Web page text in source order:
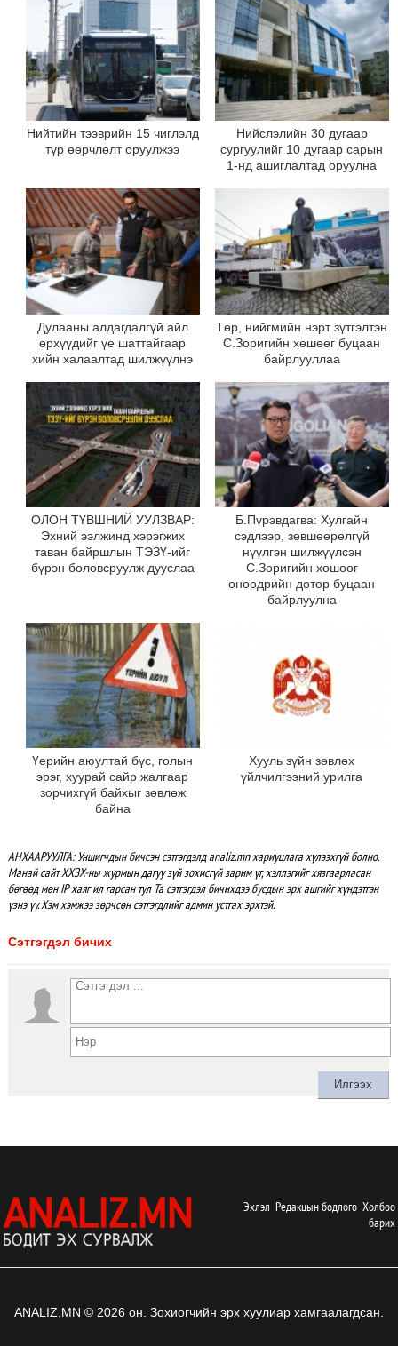
Нийтийн тээврийн 15 чиглэлд
түр өөрчлөлт оруулжээ
Нийслэлийн 30 дугаар
сургуулийг 10 дугаар сарын
1-нд ашиглалтад оруулна
Дулааны алдагдалгүй айл
өрхүүдийг үе шаттайгаар
хийн халаалтад шилжүүлнэ
Төр, нийгмийн нэрт зүтгэлтэн
С.Зоригийн хөшөөг буцаан
байрлууллаа
ОЛОН ТҮВШНИЙ УУЛЗВАР:
Эхний ээлжинд хэрэгжих
таван байршлын ТЭЗҮ-ийг
бүрэн боловсруулж дууслаа
Б.Пүрэвдагва: Хулгайн
сэдлээр, зөвшөөрөлгүй
нүүлгэн шилжүүлсэн
С.Зоригийн хөшөөг
өнөөдрийн дотор буцаан
байрлуулна
Үерийн аюултай бүс, голын
эрэг, хуурай сайр жалгаар
зорчихгүй байхыг зөвлөж
байна
Хууль зүйн зөвлөх
үйлчилгээний урилга
АНХААРУУЛГА: Уншигчдын бичсэн сэтгэгдэлд analiz.mn хариуцлага хүлээхгүй болно.
Манай сайт ХХЗХ-ны журмын дагуу зүй зохисгүй зарим үг, хэллэгийг хязгаарласан
бөгөөд мөн IP хаяг ил гарсан тул Та сэтгэгдэл бичихдээ бусдын эрх ашгийг хүндэтгэн
үзнэ үү. Хэм хэмжээ зөрчсөн сэтгэгдлийг админ устгах эрхтэй.
Сэтгэгдэл бичих
Эхлэл Редакцын бодлого Холбоо
барих
ANALIZ.MN © 2026 он. Зохиогчийн эрх хуулиар хамгаалагдсан.